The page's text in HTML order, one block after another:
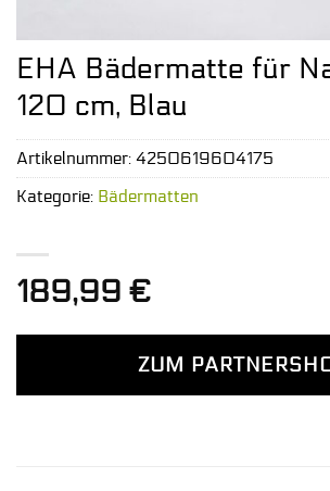
EHA Bädermatte für
120 cm, Blau
189,99 €
ZUM
Artikelnummer: 4250619604175
Kategorie: Bädermatten